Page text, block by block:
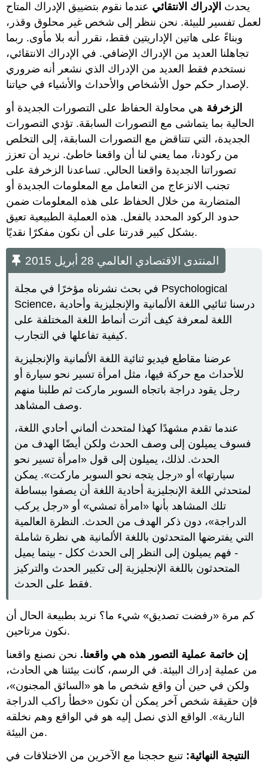
يحدث الإدراك الانتقائي عندما نقوم بتضييق الإدراك المتاح
لعمل تفسير للبيئة. نحن ننظر إلى شخص غير محلوق وقذر،
وبناءً على هاتين الإداريتين فقط، نقرر أنه بلا مأوى. ربما
تجاهلنا العديد من الإدراك الإضافي. في الإدراك الانتقائي،
نستخدم فقط العديد من الإدراك الذي نشعر أنه ضروري
لإصدار حكم حول الأشخاص والأحداث والأشياء في حياتنا.
الزخرفة هي محاولة الحفاظ على التصورات الجديدة أو
الحالية بما يتماشى مع التصورات السابقة. تؤدي التصورات
الجديدة، التي تتناقض مع التصورات السابقة، إلى التخلص
من ركودنا، مما يعني لنا أن واقعنا خاطئ. نريد أن تعزز
تصوراتنا الجديدة واقعنا الحالي. تساعدنا الزخرفة على
تجنب الانزعاج من التعامل مع المعلومات الجديدة أو
المتضاربة من خلال الحفاظ على هذه المعلومات ضمن
حدود الركود المحدد بالفعل. هذه العملية الطبيعية تعيق
بشكل كبير قدرتنا على أن نكون مفكرًا نقديًا.
المنتدى الاقتصادي العالمي 28 أبريل 2015
في بحث نشرناه مؤخرًا في مجلة Psychological
Science، درسنا ثنائيي اللغة الألمانية والإنجليزية وأحادية
اللغة لمعرفة كيف أثرت أنماط اللغة المختلفة على
كيفية تفاعلها في التجارب.
عرضنا مقاطع فيديو ثنائية اللغة الألمانية والإنجليزية
للأحداث مع حركة فيها، مثل امرأة تسير نحو سيارة أو
رجل يقود دراجة باتجاه السوبر ماركت ثم طلبنا منهم
وصف المشاهد.
عندما تقدم مشهدًا كهذا لمتحدث ألماني أحادي اللغة،
فسوف يميلون إلى وصف الحدث ولكن أيضًا الهدف من
الحدث. لذلك، يميلون إلى قول «امرأة تسير نحو
سيارتها» أو «رجل يتجه نحو السوبر ماركت». يمكن
لمتحدثي اللغة الإنجليزية أحادية اللغة أن يصفوا ببساطة
تلك المشاهد بأنها «امرأة تمشي» أو «رجل يركب
الدراجة»، دون ذكر الهدف من الحدث. النظرة العالمية
التي يفترضها المتحدثون باللغة الألمانية هي نظرة شاملة
- فهم يميلون إلى النظر إلى الحدث ككل - بينما يميل
المتحدثون باللغة الإنجليزية إلى تكبير الحدث والتركيز
فقط على الحدث.
كم مرة «رفضت تصديق» شيء ما؟ نريد بطبيعة الحال أن
نكون مرتاحين.
إن خاتمة عملية التصور هذه هي واقعنا. نحن نصنع واقعنا
من عملية إدراك البيئة. في الرسم، كانت بيئتنا هي الحادث،
ولكن في حين أن واقع شخص ما هو «السائق المجنون»،
فإن حقيقة شخص آخر يمكن أن تكون «خطأ راكب الدراجة
النارية». الواقع الذي نصل إليه هو في الواقع وهم نخلقه
من البيئة.
النتيجة النهائية: تنبع حججنا مع الآخرين من الاختلافات في